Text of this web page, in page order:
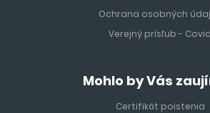
Ochrana osobných
Verejný prísľub - Covid
Mohlo by Vás
Certifikát poistenia